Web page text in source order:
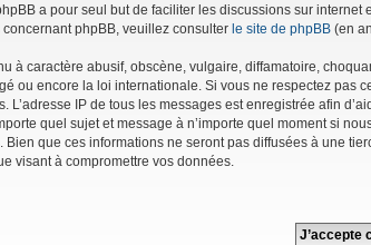
a pour seul but de faciliter les discussions sur
concernant phpBB, veuillez consulter le site de phpBB (en
à caractère abusif, obscène, vulgaire, diffamatoire,
ou encore la loi internationale. Si vous ne respectez pas
L’adresse IP de tous les messages est enregistrée afin
quel sujet et message à n’importe quel moment si
que ces informations ne seront pas diffusées à une
visant à compromettre vos données.